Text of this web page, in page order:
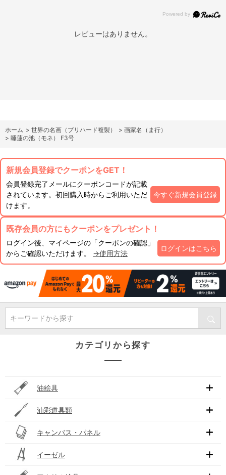
レビューはありません。
ホーム > 世界の名画（プリハード複製） > 画家名（ま行）
> 睡蓮の池（モネ） F3号
新規会員登録でクーポンをGET！
会員登録完了メールにクーポンコードが記載
されています。初回購入時からご利用いただ
けます。
今すぐ新規会員登録
既存会員の方にもクーポンをプレゼント！
ログイン後、マイページの「クーポンの確認」
からご確認いただけます。 →使用方法
ログインはこちら
キーワードから探す
カテゴリから探す
油絵具
油彩道具類
キャンバス・パネル
イーゼル